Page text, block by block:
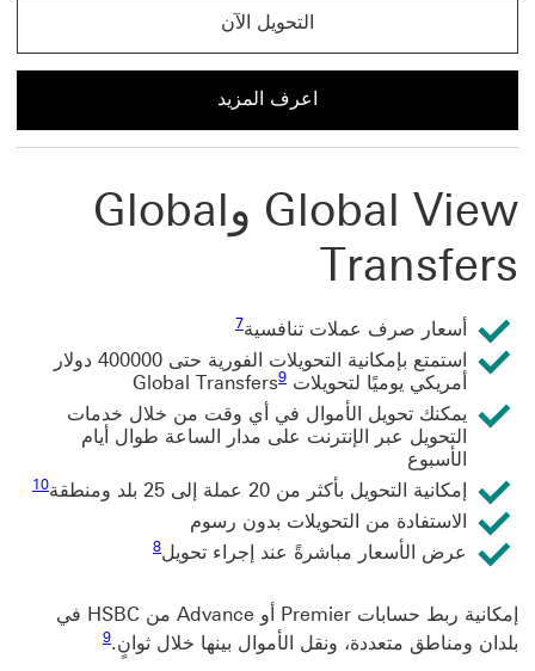
التحويل الآن
التحويل الآن باستخدام التحويلات المالية الدولية
اعرف المزيد
اعرف المزيد عن التحويلات المالية الدولية
Global View وGlobal
Transfers
أسعار صرف عملات تنافسية7
استمتع بإمكانية التحويلات الفورية حتى 400000 دولار
أمريكي يوميًا لتحويلات Global Transfers 9
9 عرض الحاشية السفلية 9
يمكنك تحويل الأموال في أي وقت من خلال خدمات
التحويل عبر الإنترنت على مدار الساعة طوال أيام
الأسبوع
إمكانية التحويل بأكثر من 20 عملة إلى 25 بلد ومنطقة
10
الاستفادة من التحويلات بدون رسوم
عرض الأسعار مباشرةً عند إجراء تحويل8
إمكانية ربط حسابات Premier أو Advance من HSBC في
بلدان ومناطق متعددة، ونقل الأموال بينها خلال ثوانٍ.9
9 عرض الحاشية السفلية 9